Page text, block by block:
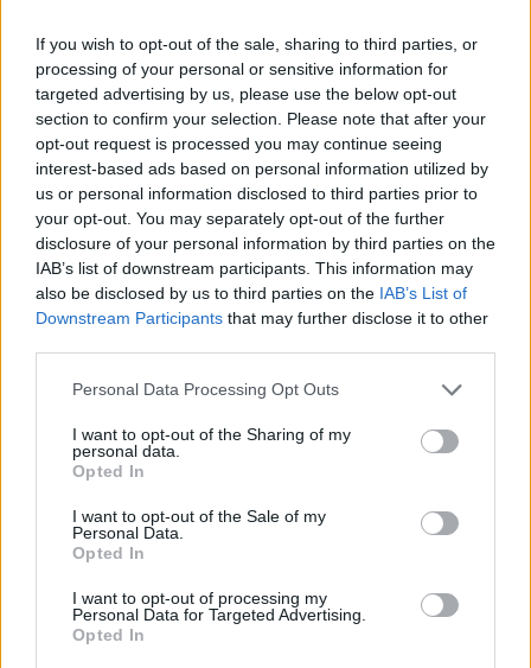
If you wish to opt-out of the sale, sharing to third parties, or
processing of your personal or sensitive information for
targeted advertising by us, please use the below opt-out
section to confirm your selection. Please note that after your
opt-out request is processed you may continue seeing
interest-based ads based on personal information utilized by
us or personal information disclosed to third parties prior to
your opt-out. You may separately opt-out of the further
disclosure of your personal information by third parties on the
IAB’s list of downstream participants. This information may
also be disclosed by us to third parties on the IAB’s List of
Downstream Participants that may further disclose it to other
Personal Data Processing Opt Outs
I want to opt-out of the Sharing of my
personal data.
Opted In
I want to opt-out of the Sale of my
Personal Data.
Opted In
I want to opt-out of processing my
Personal Data for Targeted Advertising.
Opted In
bejelentette, hogy él vételi jogával, s kiszorítja a
kisrészvényeseket.
A Nestlé kifizette a papírokat felajánló befektetőknek a
részvényenkénti 10.906 USD-t, így lehetősége nyílik a
kiszorításra. Egyoldalú nyilatkozatával megvásárolja azt
az összesen 67,623 db Kékkúti részvényt, amely még nincs
a tulajdonában. A vételár megegyezik a nyilvános vételi
ajánlatban foglalt összeggel, mivel az magasabb, mint a
Kékkúti egy részvényre jutó...
tartozik, melynek olvasása előfizetéses
regisztrációhoz kötött.
Az előfizetés a következőket tartalmazza:
Portfolio.hu teljes cikkarchívum
kötéslistái